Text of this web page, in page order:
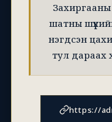
шатны
нэгдсэн
тул дараах
https://